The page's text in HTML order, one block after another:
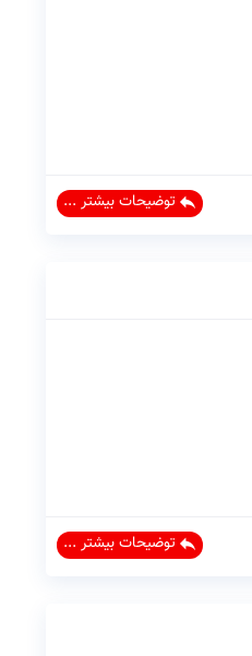
توضیحات بیشتر ...
توضیحات بیشتر ...